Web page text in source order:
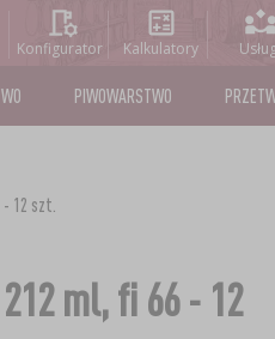
Konfigurator Kalkulatory
PIWOWARSTWO
12 szt.
ml, fi 66 - 12